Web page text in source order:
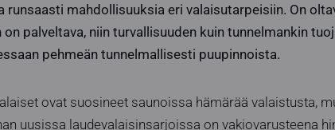
runsaasti mahdollisuuksia eri valaisutarpeisiin. On
palveltava, niin turvallisuuden kuin tunnelmankin
pehmeän tunnelmallisesti puupinnoista.
ovat suosineet saunoissa hämärää valaistusta,
uusissa laudevalaisinsarjoissa on vakiovarusteena